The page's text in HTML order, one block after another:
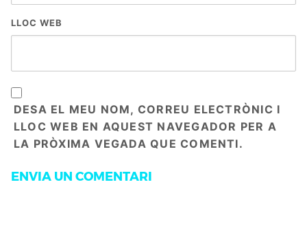
LLOC WEB
DESA EL MEU NOM, CORREU ELECTRÒNIC I
LLOC WEB EN AQUEST NAVEGADOR PER A
LA PRÒXIMA VEGADA QUE COMENTI.